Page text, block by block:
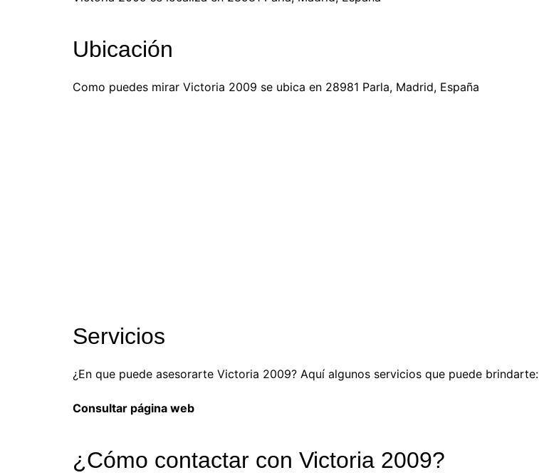
Ubicación
Como puedes mirar Victoria 2009 se ubica en 28981 Parla, Madrid, España
Servicios
¿En que puede asesorarte Victoria 2009? Aquí algunos servicios que puede brindarte:
Consultar página web
¿Cómo contactar con Victoria 2009?